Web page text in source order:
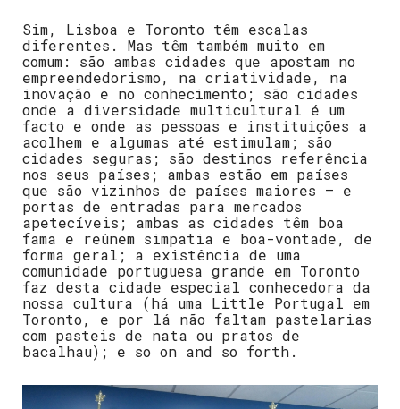
Sim, Lisboa e Toronto têm escalas
diferentes. Mas têm também muito em
comum: são ambas cidades que apostam no
empreendedorismo, na criatividade, na
inovação e no conhecimento; são cidades
onde a diversidade multicultural é um
facto e onde as pessoas e instituições a
acolhem e algumas até estimulam; são
cidades seguras; são destinos referência
nos seus países; ambas estão em países
que são vizinhos de países maiores – e
portas de entradas para mercados
apetecíveis; ambas as cidades têm boa
fama e reúnem simpatia e boa-vontade, de
forma geral; a existência de uma
comunidade portuguesa grande em Toronto
faz desta cidade especial conhecedora da
nossa cultura (há uma Little Portugal em
Toronto, e por lá não faltam pastelarias
com pasteis de nata ou pratos de
bacalhau); e so on and so forth.